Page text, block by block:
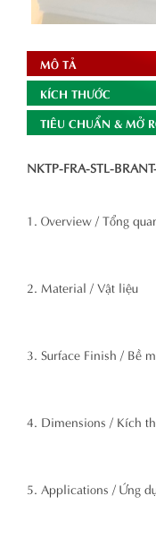
MÔ TẢ
KÍCH THƯỚC
TIÊU CHUẨN & MỞ
NKTP-FRA-STL-
1. Overview / Tổng
2. Material / Vật liệu
3. Surface Finish / Bề
4. Dimensions / Kích
5. Applications / Ứng